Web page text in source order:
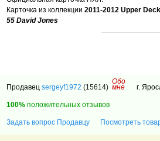
Карточка из коллекции2011-2012 Upper
55 David Jones
Продавецsergeyf1972 (15614)
Обо
мне г.
100% положительных отзывов
Задать вопрос Продавцу Посмотреть